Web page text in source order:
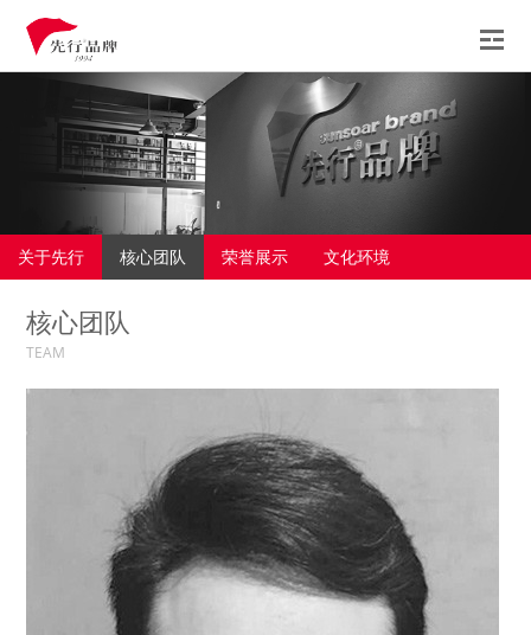
观点
联系
关于先行 核心团队 荣誉展示 文化环境
核心团队
TEAM